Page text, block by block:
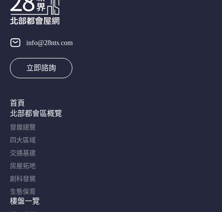
info@28nts.com
立即諮詢
首頁
北部都會區概覽​
發展總覽
四大區域
交通基建
房屋拓地
創科發展
生態保育
樓盤一覽